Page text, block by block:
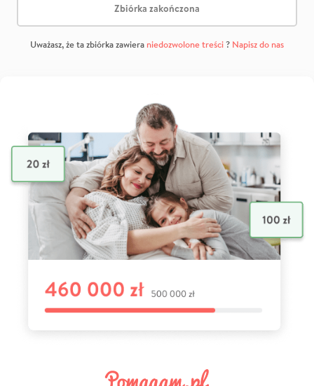
Zbiórka zakończona
Uważasz, że ta zbiórka zawiera niedozwolone treści? Napisz do nas